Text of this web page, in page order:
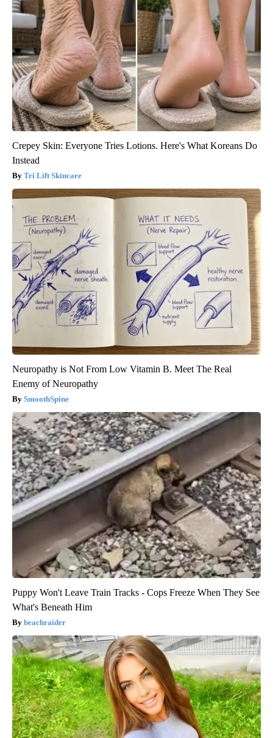
Crepey Skin: Everyone Tries Lotions. Here's What Koreans Do
Instead
Tri Lift Skincare
Neuropathy is Not From Low Vitamin B. Meet The Real
Enemy of Neuropathy
SmoothSpine
Puppy Won't Leave Train Tracks - Cops Freeze When They See
What's Beneath Him
beachraider